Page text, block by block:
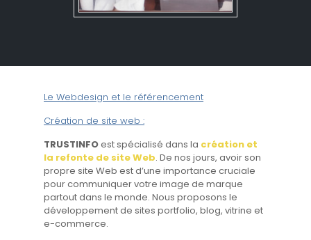
Le Webdesign et le référencement
Création de site web :
TRUSTINFOest spécialisé dans la création et
la refonte de site Web. De nos jours, avoir son
propre site Web est d’une importance cruciale
pour communiquer votre image de marque
partout dans le monde. Nous proposons le
développement de sites portfolio, blog, vitrine et
e-commerce.